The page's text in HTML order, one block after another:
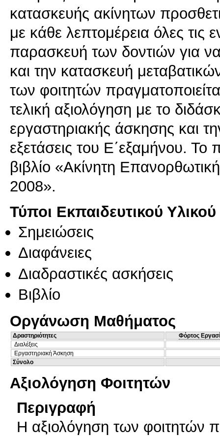
κατασκευής ακίνητων
με κάθε λεπτομέρεια όλες
παρασκευή των δοντιών για
και την κατασκευή
των φοιτητών
τελική αξιολόγηση με το
εργαστηριακής άσκησης και
εξετάσεις του Ε΄εξαμήνου. Το
βιβλίο «Ακίνητη
2008».
Τύποι Εκπαιδευτικού Υλικού
Σημειώσεις
Διαφάνειες
Διαδραστικές ασκήσεις
Βιβλίο
Οργάνωση Μαθήματος
Δραστηριότητες
Φόρτος
Διαλέξεις
Εργαστηριακή Άσκηση
Σύνολο
Αξιολόγηση Φοιτητών
Περιγραφή
Η αξιολόγηση των φοιτητών